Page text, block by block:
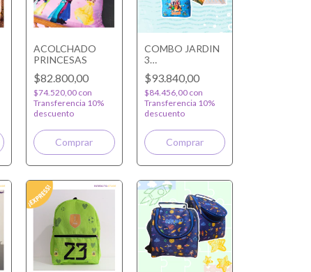
ACOLCHADO
PRINCESAS
$82.800,00
$74.520,00 con
Transferencia 10%
descuento
COMBO JARDIN
3
PERSONALIZADO
$93.840,00
$84.456,00 con
Transferencia 10%
descuento